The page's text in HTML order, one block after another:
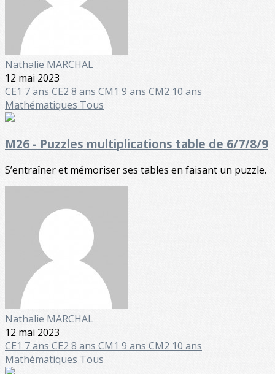
Nathalie MARCHAL
12 mai 2023
CE1 7 ans CE2 8 ans CM1 9 ans CM2 10 ans
Mathématiques Tous
M26 - Puzzles multiplications table de 6/7/8/9
S’entraîner et mémoriser ses tables en faisant un puzzle.
Nathalie MARCHAL
12 mai 2023
CE1 7 ans CE2 8 ans CM1 9 ans CM2 10 ans
Mathématiques Tous